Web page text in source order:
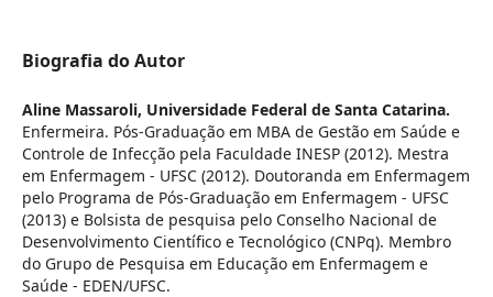
Biografia do Autor
Aline Massaroli, Universidade Federal de Santa Catarina.
Enfermeira. Pós-Graduação em MBA de Gestão em Saúde e
Controle de Infecção pela Faculdade INESP (2012). Mestra
em Enfermagem - UFSC (2012). Doutoranda em Enfermagem
pelo Programa de Pós-Graduação em Enfermagem - UFSC
(2013) e Bolsista de pesquisa pelo Conselho Nacional de
Desenvolvimento Científico e Tecnológico (CNPq). Membro
do Grupo de Pesquisa em Educação em Enfermagem e
Saúde - EDEN/UFSC.